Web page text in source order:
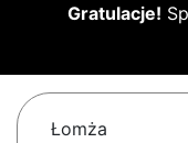
Gratulacje!
Łomża